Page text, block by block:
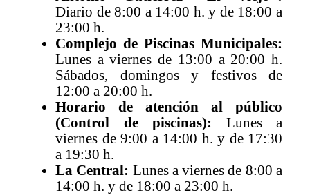
Diario de 8:00 a 14:00 h. y de 18:00 a
23:00 h.
Complejo de Piscinas Municipales:
Lunes a viernes de 13:00 a 20:00 h.
Sábados, domingos y festivos de
12:00 a 20:00 h.
Horario de atención al público
(Control de piscinas): Lunes a
viernes de 9:00 a 14:00 h. y de 17:30
a 19:30 h.
La Central: Lunes a viernes de 8:00 a
14:00 h. y de 18:00 a 23:00 h.